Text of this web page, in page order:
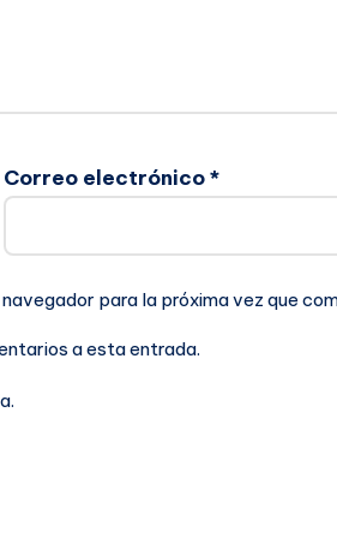
Correo electrónico*
para la próxima vez que
a esta entrada.